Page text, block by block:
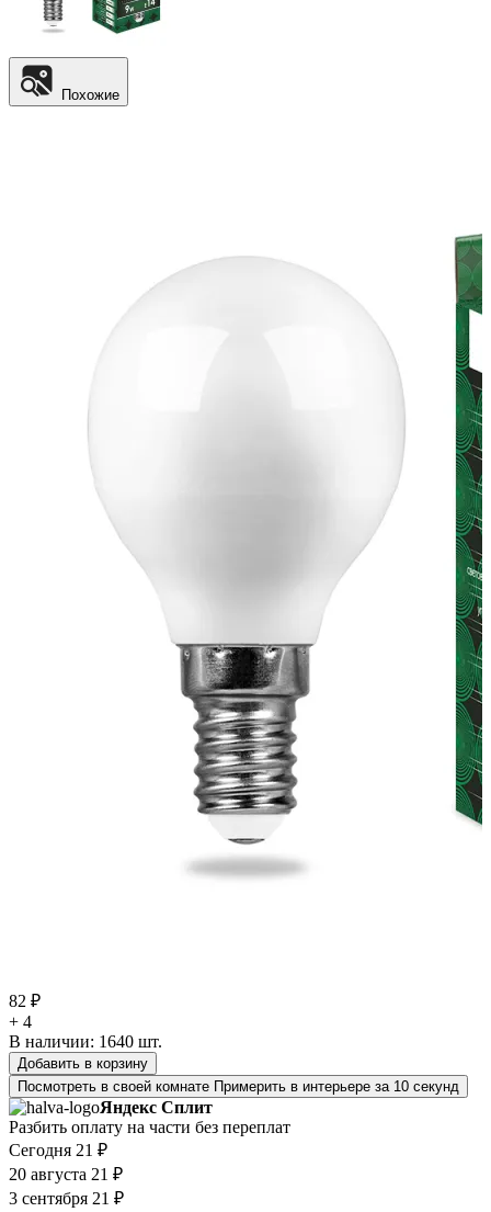
Похожие
82 ₽
+ 4
В наличии: 1640 шт.
Добавить в корзину
Посмотреть в своей комнате Примерить в интерьере за 10 секунд
Яндекс Сплит
Разбить оплату на части без переплат
Сегодня 21 ₽
20 августа 21 ₽
3 сентября 21 ₽